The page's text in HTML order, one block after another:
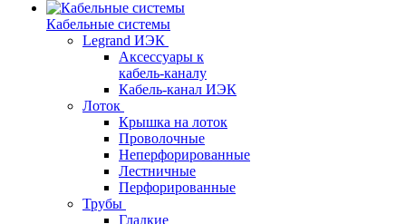
Кабельные системы
Legrand ИЭК
Аксессуары к
кабель-каналу
Кабель-канал ИЭК
Лоток
Крышка на лоток
Проволочные
Неперфорированные
Лестничные
Перфорированные
Трубы
Гладкие